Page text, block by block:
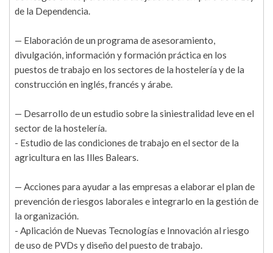
de la Dependencia.
— Elaboración de un programa de asesoramiento,
divulgación, información y formación práctica en los
puestos de trabajo en los sectores de la hostelería y de la
construcción en inglés, francés y árabe.
— Desarrollo de un estudio sobre la siniestralidad leve en el
sector de la hostelería.
- Estudio de las condiciones de trabajo en el sector de la
agricultura en las Illes Balears.
— Acciones para ayudar a las empresas a elaborar el plan de
prevención de riesgos laborales e integrarlo en la gestión de
la organización.
- Aplicación de Nuevas Tecnologías e Innovación al riesgo
de uso de PVDs y diseño del puesto de trabajo.